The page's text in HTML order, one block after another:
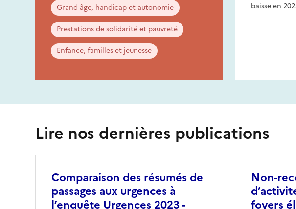
Grand âge, handicap et autonomie
Prestations de solidarité et pauvreté
Enfance, familles et jeunesse
baisse en
Lire nos dernières publications
Comparaison des résumés de
passages aux urgences à
l’enquête Urgences 2023 -
Non-
foyers